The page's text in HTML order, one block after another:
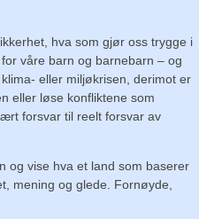
hva som gjør oss trygge i
våre barn og barnebarn – og
eller miljøkrisen, derimot er
eller løse konfliktene som
forsvar til reelt forsvar av
og vise hva et land som baserer
mening og glede. Fornøyde,